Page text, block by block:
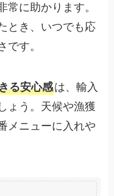
常に助かります。
とき、いつでも応
です。
る安心感は、輸入
ょう。天候や漁獲
メニューに入れや